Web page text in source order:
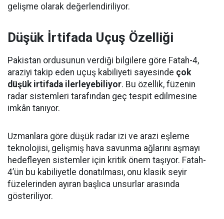
gelişme olarak değerlendiriliyor.
Düşük İrtifada Uçuş Özelliği
Pakistan ordusunun verdiği bilgilere göre Fatah-4,
araziyi takip eden uçuş kabiliyeti sayesinde çok
düşük irtifada ilerleyebiliyor. Bu özellik, füzenin
radar sistemleri tarafından geç tespit edilmesine
imkân tanıyor.
Uzmanlara göre düşük radar izi ve arazi eşleme
teknolojisi, gelişmiş hava savunma ağlarını aşmayı
hedefleyen sistemler için kritik önem taşıyor. Fatah-
4’ün bu kabiliyetle donatılması, onu klasik seyir
füzelerinden ayıran başlıca unsurlar arasında
gösteriliyor.